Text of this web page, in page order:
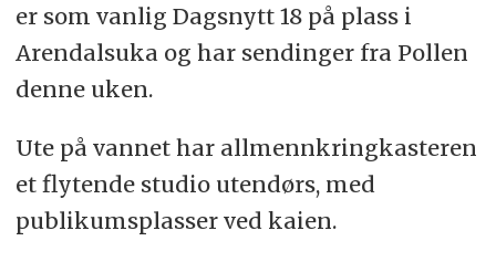
er som vanlig Dagsnytt 18 på plass i
Arendalsuka og har sendinger fra Pollen
denne uken.
Ute på vannet har allmennkringkasteren
et flytende studio utendørs, med
publikumsplasser ved kaien.